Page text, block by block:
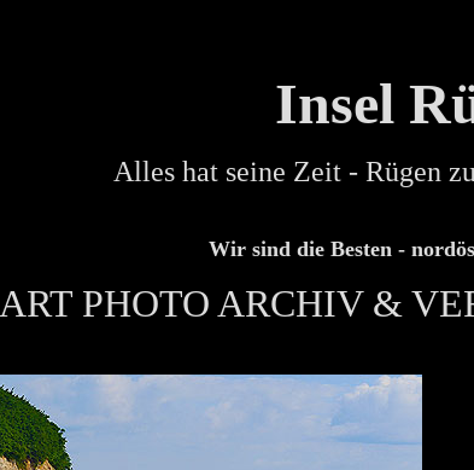
Insel
Alles hat seine Zeit - Rügen
Wir sind die Besten -
ART PHOTO ARCHIV &